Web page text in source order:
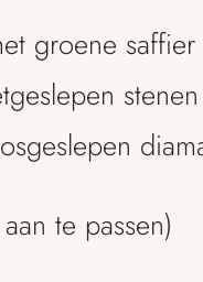
groene
te passen)